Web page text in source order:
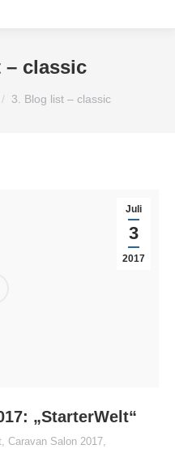
classic
3. Blog list – classic
Juli
3
2017
„StarterWelt“
, Caravan Salon 2017,